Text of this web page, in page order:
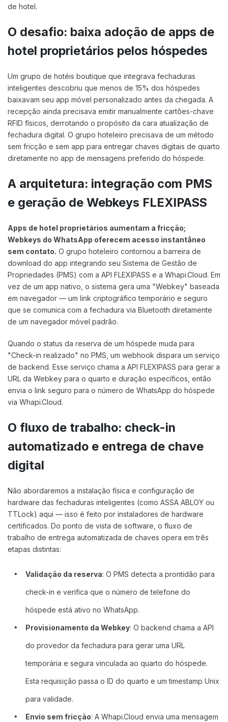
de hotel.
O desafio: baixa adoção de apps de
hotel proprietários pelos hóspedes
Um grupo de hotéis boutique que integrava fechaduras
inteligentes descobriu que menos de 15% dos hóspedes
baixavam seu app móvel personalizado antes da chegada. A
recepção ainda precisava emitir manualmente cartões-chave
RFID físicos, derrotando o propósito da cara atualização de
fechadura digital. O grupo hoteleiro precisava de um método
sem fricção e sem app para entregar chaves digitais de quarto
diretamente no app de mensagens preferido do hóspede.
A arquitetura: integração com PMS
e geração de Webkeys FLEXIPASS
Apps de hotel proprietários aumentam a fricção;
Webkeys do WhatsApp oferecem acesso instantâneo
sem contato. O grupo hoteleiro contornou a barreira de
download do app integrando seu Sistema de Gestão de
Propriedades (PMS) com a API FLEXIPASS e a Whapi.Cloud. Em
vez de um app nativo, o sistema gera uma "Webkey" baseada
em navegador — um link criptográfico temporário e seguro
que se comunica com a fechadura via Bluetooth diretamente
de um navegador móvel padrão.
Quando o status da reserva de um hóspede muda para
"Check-in realizado" no PMS, um webhook dispara um serviço
de backend. Esse serviço chama a API FLEXIPASS para gerar a
URL da Webkey para o quarto e duração específicos, então
envia o link seguro para o número de WhatsApp do hóspede
via Whapi.Cloud.
O fluxo de trabalho: check-in
automatizado e entrega de chave
digital
Não abordaremos a instalação física e configuração de
hardware das fechaduras inteligentes (como ASSA ABLOY ou
TTLock) aqui — isso é feito por instaladores de hardware
certificados. Do ponto de vista de software, o fluxo de
trabalho de entrega automatizada de chaves opera em três
etapas distintas:
Validação da reserva: O PMS detecta a prontidão para
check-in e verifica que o número de telefone do
hóspede está ativo no WhatsApp.
Provisionamento da Webkey: O backend chama a API
do provedor da fechadura para gerar uma URL
temporária e segura vinculada ao quarto do hóspede.
Esta requisição passa o ID do quarto e um timestamp Unix
para validade.
Envio sem fricção: A Whapi.Cloud envia uma mensagem